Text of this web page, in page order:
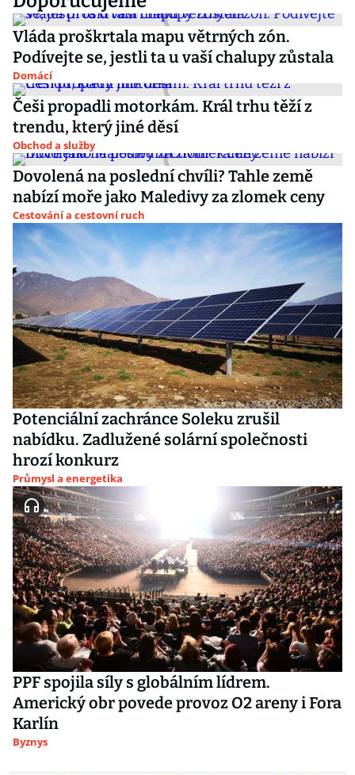
Vláda proškrtala mapu větrných zón.
Podívejte se, jestli ta u vaší chalupy zůstala
Domácí
Češi propadli motorkám. Král trhu těží z
trendu, který jiné děsí
Obchod a služby
Dovolená na poslední chvíli? Tahle země
nabízí moře jako Maledivy za zlomek ceny
Cestování a cestovní ruch
Potenciální zachránce Soleku zrušil
nabídku. Zadlužené solární společnosti
hrozí konkurz
Průmysl a energetika
PPF spojila síly s globálním lídrem.
Americký obr povede provoz O2 areny i Fora
Karlín
Byznys